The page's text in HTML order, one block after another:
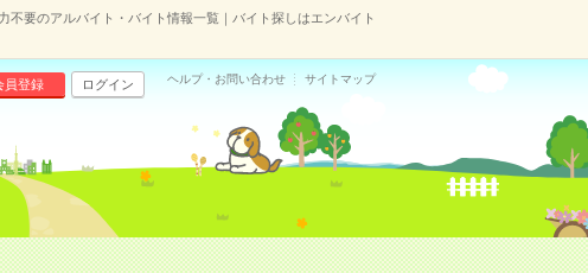
不要のアルバイト・バイト情報一覧｜バイト探しはエンバイト
員登録 ログイン ヘルプ・お問い合わせ サイトマップ